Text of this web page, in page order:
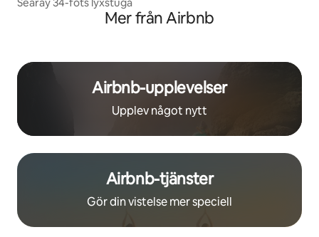
Mer från Airbnb
Airbnb-upplevelser
Upplev något nytt
Airbnb-tjänster
Gör din vistelse mer speciell